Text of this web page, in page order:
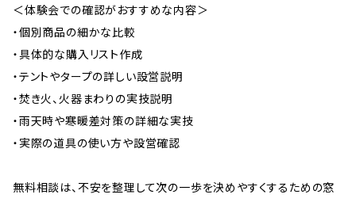
＜体験会での確認がおすすめな内容＞
・個別商品の細かな比較
・具体的な購入リスト作成
・テントやタープの詳しい設営説明
・焚き火、火器まわりの実技説明
・雨天時や寒暖差対策の詳細な実技
・実際の道具の使い方や設営確認
無料相談は、不安を整理して次の一歩を決めやすくするための窓